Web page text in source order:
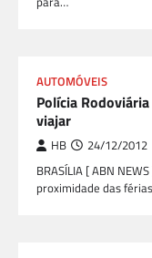
AUTOMÓVEIS
Polícia
viajar
HB 24/12/2012
BRASÍLIA [ ABN
proximidade das